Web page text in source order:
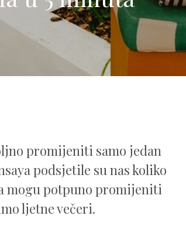
promijeniti samo jedan
podsjetile su nas koliko
mogu potpuno promijeniti
ljetne večeri.